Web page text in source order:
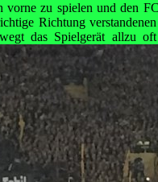
zu spielen und den
Richtung
das Spielgerät allzu oft